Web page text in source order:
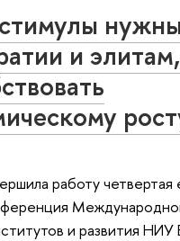
и
работу четвертая
и развития